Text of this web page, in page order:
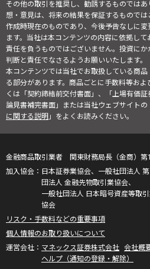
その他の取引を推奨し、勧誘するものでは
想・意見は、将来の結果を保証するもので
作成時現在のものであり、今後予告なしに
ます。当社は本コンテンツの内容に依拠し
責任を負うものではございません。投資に
判断と責任でなさるようお願いいたします。
本コンテンツでは当社でお取扱している商
る部分があります。商品ごとに手数料等お
くは「契約締結前交付書面」、「上場有価
論見書補完書面」または当社ウェブサイトの
に関する説明」をよくお読みください。
金融商品取引業者 関東財務局長（金商）第
日本証券業協会、一般社団法人
団法人 金融先物取引業協会、
一般社団法人 日本暗号資産等取
協会
リスク・手数料などの重要事項
個人情報のお取り扱いについて
マネックス証券株式会社 会社概
ヘルプ（通知の登録・解除）